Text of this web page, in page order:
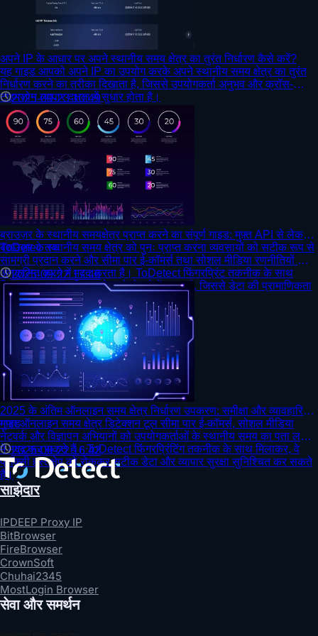
अपने IP के आधार पर अपने स्थानीय समय क्षेत्र का तुरंत निर्धारण कैसे करें?
यह गाइड आपको अपने IP का उपयोग करके अपने स्थानीय समय क्षेत्र का तुरंत
निर्धारण करने का तरीका दिखाता है, जिससे उपयोगकर्ता अनुभव और क्रॉस-
टाइमज़ोन व्यापार दक्षता में सुधार होता है।
2025-09-23 10:49
ब्राउज़र के स्थानीय समयक्षेत्र प्राप्त करने का संपूर्ण गाइड: मुफ़्त API से लेकर
ToDetec तक
ब्राउज़र के स्थानीय समय क्षेत्र को पुनः प्राप्त करना व्यवसायों को सटीक रूप से
सामग्री प्रदान करने और सीमा पार ई-कॉमर्स तथा सोशल मीडिया रणनीतियों को
अनुकूलित करने में मदद करता है। ToDetect फिंगरप्रिंट तकनीक के साथ
मिलकर, यह प्रॉक्सी हस्तक्षेप को रोकने में सक्षम है, जिससे डेटा की प्रामाणिकता
और व्यवसाय की सुरक्षा सुनिश्चित होती है।
2025-09-22 17:46
2025 के अंतिम ऑनलाइन समय क्षेत्र निर्धारण उपकरण: समीक्षा और व्यावहारिक
गाइड
मुफ्त ऑनलाइन समय क्षेत्र डिटेक्शन टूल सीमा पार ई-कॉमर्स, सोशल मीडिया
नेटवर्क और विज्ञापन अभियानों को उपयोगकर्ताओं के स्थानीय समय का पता लगाने
में मदद कर सकते हैं। ToDetect फिंगरप्रिंटिंग तकनीक के साथ मिलाकर, वे
प्रॉक्सी हस्तक्षेप को रोककर सटीक डेटा और व्यापार सुरक्षा सुनिश्चित कर सकते
हैं।
2025-09-22 16:42
साझेदार
IPDEEP Proxy IP
BitBrowser
FireBrowser
CrownSoft
Chuhai2345
MostLogin Browser
सेवा और समर्थन